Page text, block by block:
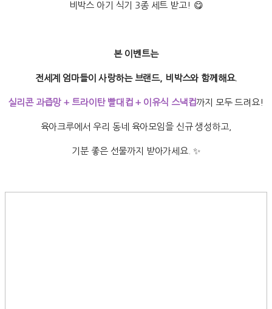
비박스 아기 식기 3종 세트 받고! 😋
본 이벤트는
전세계 엄마들이 사랑하는 브랜드, 비박스와 함께해요.
실리콘 과즙망 + 트라이탄 빨대컵 + 이유식 스낵컵 까지 모두 드려요!
육아크루에서 우리 동네 육아모임을 신규 생성하고,
기분 좋은 선물까지 받아가세요. ✨